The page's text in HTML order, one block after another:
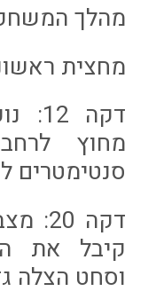
מהלך
מחצית
דקה
מחוץ
סנטימטרים
דקה
קיבל את
וסחט הצלה